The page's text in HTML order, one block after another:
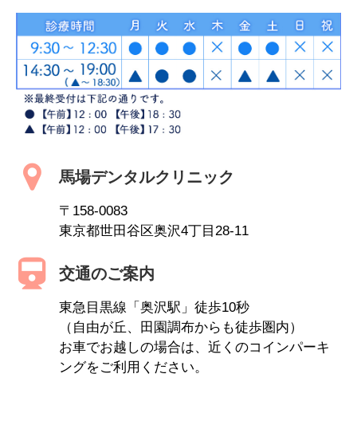
馬場デンタルクリニック
〒158-0083
東京都世田谷区奥沢4丁目28-11
交通のご案内
東急目黒線「奥沢駅」徒歩10秒
（自由が丘、田園調布からも徒歩圏内）
お車でお越しの場合は、近くのコインパーキ
ングをご利用ください。